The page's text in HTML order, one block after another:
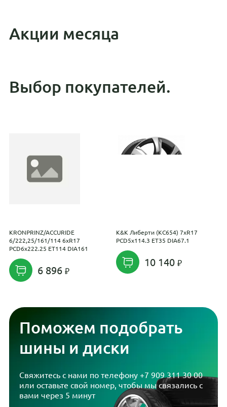
Акции месяца
Выбор покупателей.
KRONPRINZ/ACCURIDE
6/222,25/161/114 6xR17
PCD6x222.25 ET114 DIA161
6 896
K&K Либерти (КС654) 7xR17
PCD5x114.3 ET35 DIA67.1
10 140
Поможем подобрать
шины и диски
Свяжитесь с нами по телефону +7 909 311 30 00
или оставьте свой номер, чтобы мы связались с
вами через 5 минут